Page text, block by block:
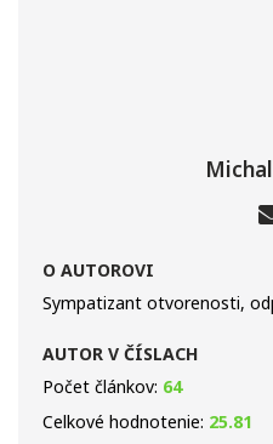
O AUTOROVI
Sympatizant otvorenosti,
AUTOR V ČÍSLACH
Počet článkov: 64
Celkové hodnotenie: 25.81